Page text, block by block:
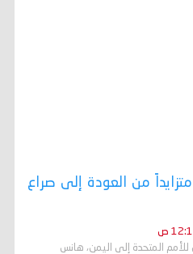
من العودة إلى صراع
المتحدة إلى اليمن، هانس